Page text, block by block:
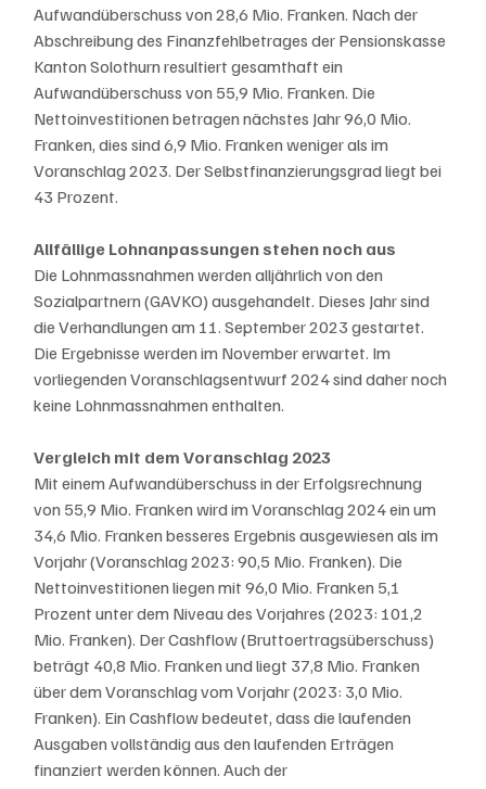
Aufwandüberschuss von 28,6 Mio. Franken. Nach der
Abschreibung des Finanzfehlbetrages der Pensionskasse
Kanton Solothurn resultiert gesamthaft ein
Aufwandüberschuss von 55,9 Mio. Franken. Die
Nettoinvestitionen betragen nächstes Jahr 96,0 Mio.
Franken, dies sind 6,9 Mio. Franken weniger als im
Voranschlag 2023. Der Selbstfinanzierungsgrad liegt bei
43 Prozent.
Allfällige Lohnanpassungen stehen noch aus
Die Lohnmassnahmen werden alljährlich von den
Sozialpartnern (GAVKO) ausgehandelt. Dieses Jahr sind
die Verhandlungen am 11. September 2023 gestartet.
Die Ergebnisse werden im November erwartet. Im
vorliegenden Voranschlagsentwurf 2024 sind daher noch
keine Lohnmassnahmen enthalten.
Vergleich mit dem Voranschlag 2023
Mit einem Aufwandüberschuss in der Erfolgsrechnung
von 55,9 Mio. Franken wird im Voranschlag 2024 ein um
34,6 Mio. Franken besseres Ergebnis ausgewiesen als im
Vorjahr (Voranschlag 2023: 90,5 Mio. Franken). Die
Nettoinvestitionen liegen mit 96,0 Mio. Franken 5,1
Prozent unter dem Niveau des Vorjahres (2023: 101,2
Mio. Franken). Der Cashflow (Bruttoertragsüberschuss)
beträgt 40,8 Mio. Franken und liegt 37,8 Mio. Franken
über dem Voranschlag vom Vorjahr (2023: 3,0 Mio.
Franken). Ein Cashflow bedeutet, dass die laufenden
Ausgaben vollständig aus den laufenden Erträgen
finanziert werden können. Auch der